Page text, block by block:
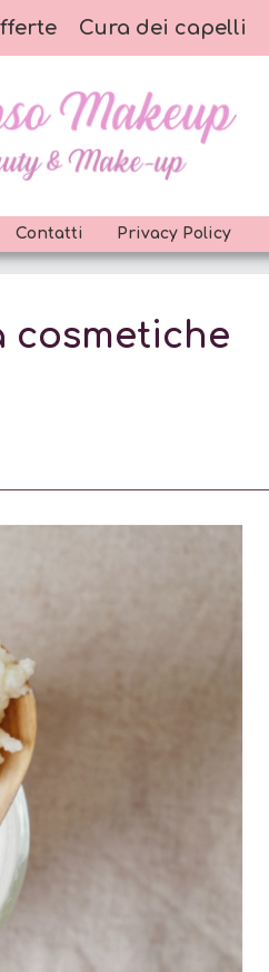
Cura dei capelli
Contatti Privacy Policy
cosmetiche